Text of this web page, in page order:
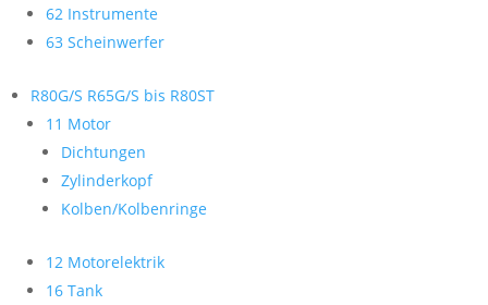
62 Instrumente
63 Scheinwerfer
R80G/S R65G/S bis R80ST
11 Motor
Dichtungen
Zylinderkopf
Kolben/Kolbenringe
12 Motorelektrik
16 Tank